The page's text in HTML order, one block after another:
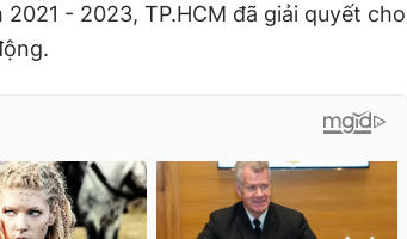
- 2023, TP.HCM đã giải quyết cho